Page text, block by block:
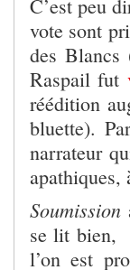
C’est peu
vote sont
des
Raspail fut
réédition
bluette).
narrateur
apathiques,
Soumission
se lit bien,
l’on est